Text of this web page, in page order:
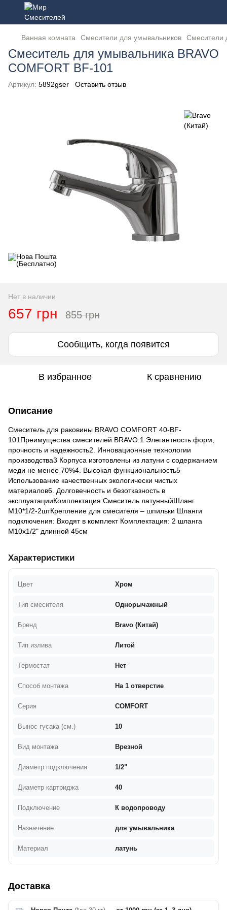
Ванная комната Смесители для умывальников Смесители
Смеситель для умывальника BRAVO
COMFORT BF-101
Артикул: 5892gser Оставить отзыв
Нет в наличии
657 грн 855 грн
Сообщить, когда появится
В избранное К сравнению
Описание
Cмеситель для раковины BRAVO COMFORT 40-BF-
101Преимущества смесителей BRAVO:1 Элегантность форм,
прочность и надежность2. Инновационные технологии
производства3 Корпуса изготовлены из латуни с содержанием
меди не менее 70%4. Высокая функциональность5
Использование качественных экологически чистых
материалов6. Долговечность и безотказность в
эксплуатацииКомплектация:Смеситель латунныйШланг
М10*1/2-2штКрепление для смесителя – шпильки Шланги
подключения: Входят в комплект Комплектация: 2 шланга
М10x1/2" длинной 45см
Характеристики
Цвет Хром
Тип смесителя Однорычажный
Бренд Bravo (Китай)
Тип излива Литой
Термостат Нет
Способ монтажа На 1 отверстие
Серия COMFORT
Вынос гусака (см.) 10
Вид монтажа Врезной
Диаметр подключения 1/2"
Диаметр картриджа 40
Подключение К водопроводу
Назначение для умывальника
Материал латунь
Доставка